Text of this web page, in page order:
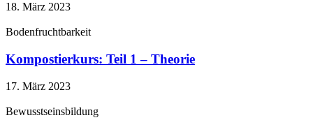
18. März 2023
Bodenfruchtbarkeit
Kompostierkurs: Teil 1 – Theorie
17. März 2023
Bewusstseinsbildung